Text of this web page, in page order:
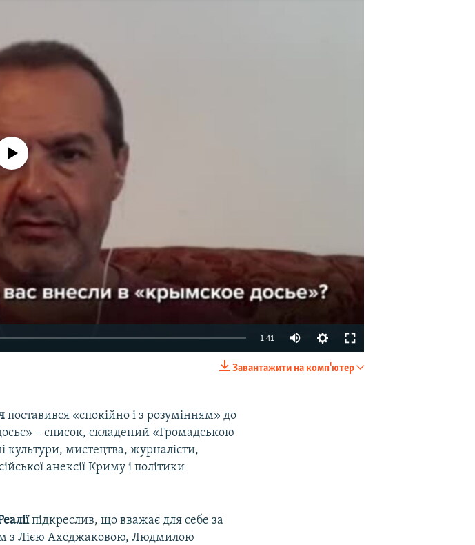
currently available
1:41
Завантажити на комп'ютер
поставився «спокійно і з розумінням» до
– список, складений «Громадською
культури, мистецтва, журналісти,
анексії Криму і політики
підкреслив, що вважає для себе за
з Лією Ахеджаковою, Людмилою